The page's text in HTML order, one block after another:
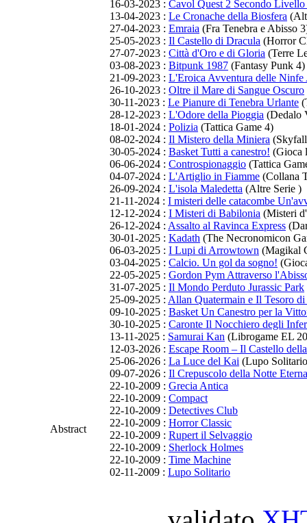
16-03-2023 : Cavol Quest 2 Secondo Livello
13-04-2023 : Le Cronache della Biosfera
27-04-2023 : Emraia (Fra Tenebra e Abisso
25-05-2023 : Il Castello di Dracula (Horror
27-07-2023 : Città d'Oro e di Gloria (Terre
03-08-2023 : Bitpunk 1987 (Fantasy Punk 4)
21-09-2023 : L'Eroica Avventura delle
26-10-2023 : Oltre il Mare di Sangue Oscuro
30-11-2023 : Le Pianure di Tenebra Urlante
28-12-2023 : L'Odore della Pioggia (Dedalo
18-01-2024 : Polizia (Tattica Game 4)
08-02-2024 : Il Mistero della Miniera
30-05-2024 : Basket Tutti a canestro! (Gioca
06-06-2024 : Controspionaggio (Tattica
04-07-2024 : L'Artiglio in Fiamme (Collana
26-09-2024 : L'isola Maledetta (Altre Serie )
21-11-2024 : I misteri delle catacombe
12-12-2024 : I Misteri di Babilonia (Misteri
26-12-2024 : Assalto al Ravinca Express
30-01-2025 : Kadath (The Necronomicon
06-03-2025 : I Lupi di Arrowtown (Magikal
03-04-2025 : Calcio. Un gol da sogno!
22-05-2025 : Gordon Pym Attraverso
31-07-2025 : Il Mondo Perduto Jurassic Park
25-09-2025 : Allan Quatermain e Il Tesoro di
09-10-2025 : Basket Un Canestro per la
30-10-2025 : Caronte Il Nocchiero degli
13-11-2025 : Samurai Kan (Librogame EL
12-03-2026 : Escape Room – Il Castello
25-06-2026 : La Luce del Kai (Lupo
09-07-2026 : Il Crepuscolo della Notte Eterna
Abstract
22-10-2009 : Grecia Antica
22-10-2009 : Compact
22-10-2009 : Detectives Club
22-10-2009 : Horror Classic
22-10-2009 : Rupert il Selvaggio
22-10-2009 : Sherlock Holmes
22-10-2009 : Time Machine
02-11-2009 : Lupo Solitario